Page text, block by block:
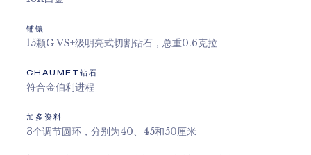
铺镶
15颗G VS+级明亮式切割钻石，总重0.6克拉
CHAUMET钻石
符合金伯利进程
加多资料
3个调节圆环，分别为40、45和50厘米